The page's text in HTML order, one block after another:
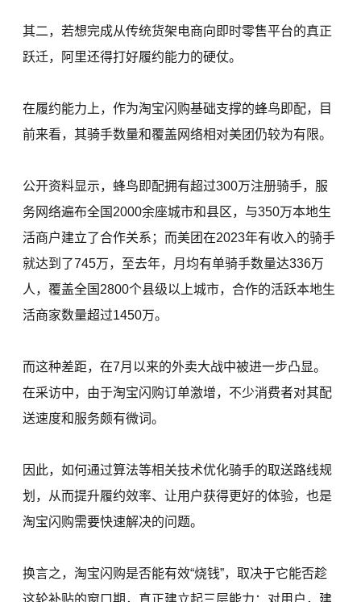
其二，若想完成从传统货架电商向即时零售平台的真正
跃迁，阿里还得打好履约能力的硬仗。
在履约能力上，作为淘宝闪购基础支撑的蜂鸟即配，目
前来看，其骑手数量和覆盖网络相对美团仍较为有限。
公开资料显示，蜂鸟即配拥有超过300万注册骑手，服
务网络遍布全国2000余座城市和县区，与350万本地生
活商户建立了合作关系；而美团在2023年有收入的骑手
就达到了745万，至去年，月均有单骑手数量达336万
人，覆盖全国2800个县级以上城市，合作的活跃本地生
活商家数量超过1450万。
而这种差距，在7月以来的外卖大战中被进一步凸显。
在采访中，由于淘宝闪购订单激增，不少消费者对其配
送速度和服务颇有微词。
因此，如何通过算法等相关技术优化骑手的取送路线规
划，从而提升履约效率、让用户获得更好的体验，也是
淘宝闪购需要快速解决的问题。
换言之，淘宝闪购是否能有效“烧钱”，取决于它能否趁